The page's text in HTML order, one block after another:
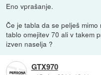
Eno vprašanje.
Če je tabla da se pelješ
tablo omejitev 70 ali v takem
izven naselja ?
GTX970